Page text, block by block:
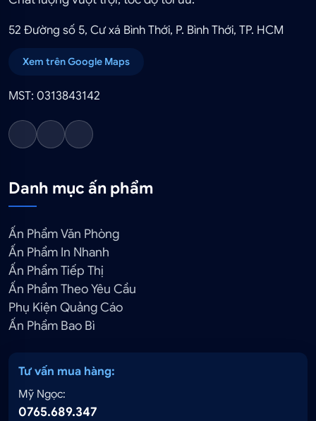
52 Đường số 5, Cư xá Bình Thới, P. Bình Thới, TP. HCM
Xem trên Google Maps
MST: 0313843142
Danh mục ấn phẩm
Ấn Phẩm Văn Phòng
Ấn Phẩm In Nhanh
Ấn Phẩm Tiếp Thị
Ấn Phẩm Theo Yêu Cầu
Phụ Kiện Quảng Cáo
Ấn Phẩm Bao Bì
Tư vấn mua hàng:
Mỹ Ngọc:
0765.689.347